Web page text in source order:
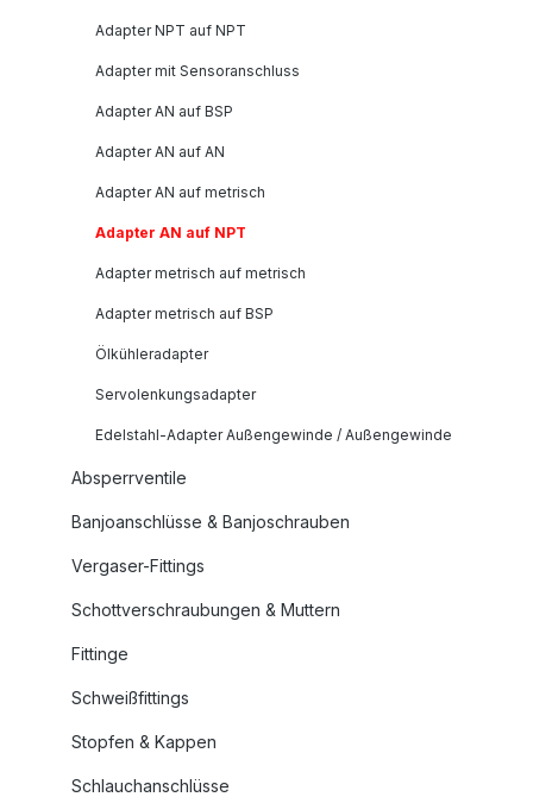
Adapter NPT auf NPT
Adapter mit Sensoranschluss
Adapter AN auf BSP
Adapter AN auf AN
Adapter AN auf metrisch
Adapter AN auf NPT
Adapter metrisch auf metrisch
Adapter metrisch auf BSP
Ölkühleradapter
Servolenkungsadapter
Edelstahl-Adapter Außengewinde / Außengewinde
Absperrventile
Banjoanschlüsse & Banjoschrauben
Vergaser-Fittings
Schottverschraubungen & Muttern
Fittinge
Schweißfittings
Stopfen & Kappen
Schlauchanschlüsse